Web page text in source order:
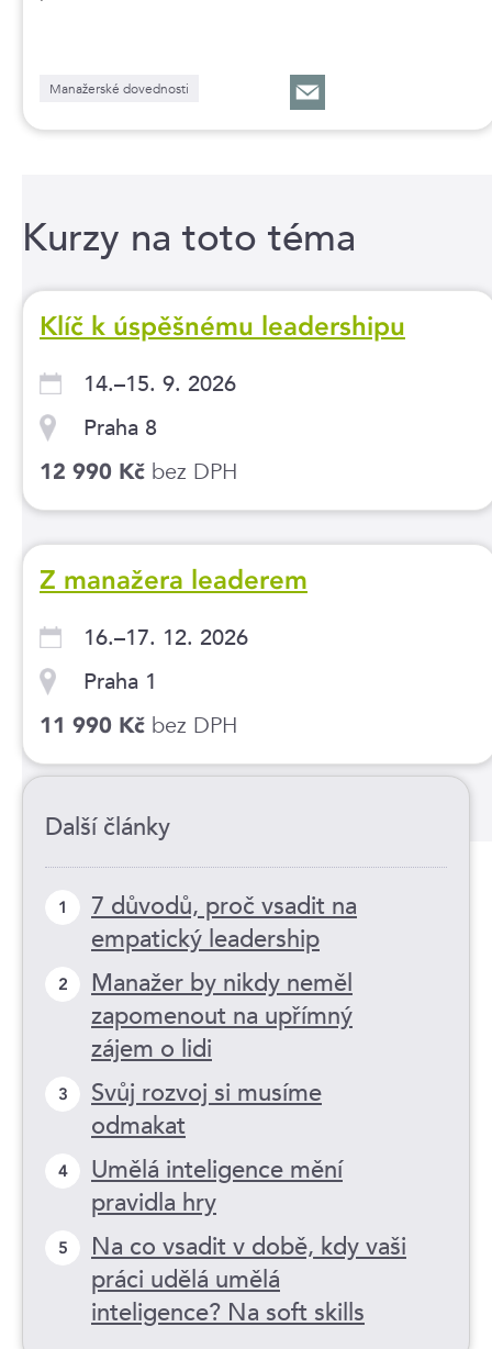
Manažerské dovednosti
Kurzy na toto téma
Klíč k úspěšnému leadershipu
14.–15. 9. 2026
Praha 8
12 990 Kč bez DPH
Z manažera leaderem
16.–17. 12. 2026
Praha 1
11 990 Kč bez DPH
Další články
1
7 důvodů, proč vsadit na
empatický leadership
2
Manažer by nikdy neměl
zapomenout na upřímný
zájem o lidi
3
Svůj rozvoj si musíme
odmakat
4
Umělá inteligence mění
pravidla hry
5
Na co vsadit v době, kdy vaši
práci udělá umělá
inteligence? Na soft skills